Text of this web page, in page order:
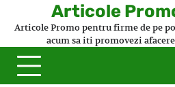
Articole
Articole Promo pentru firme de pe
acum sa iti promovezi